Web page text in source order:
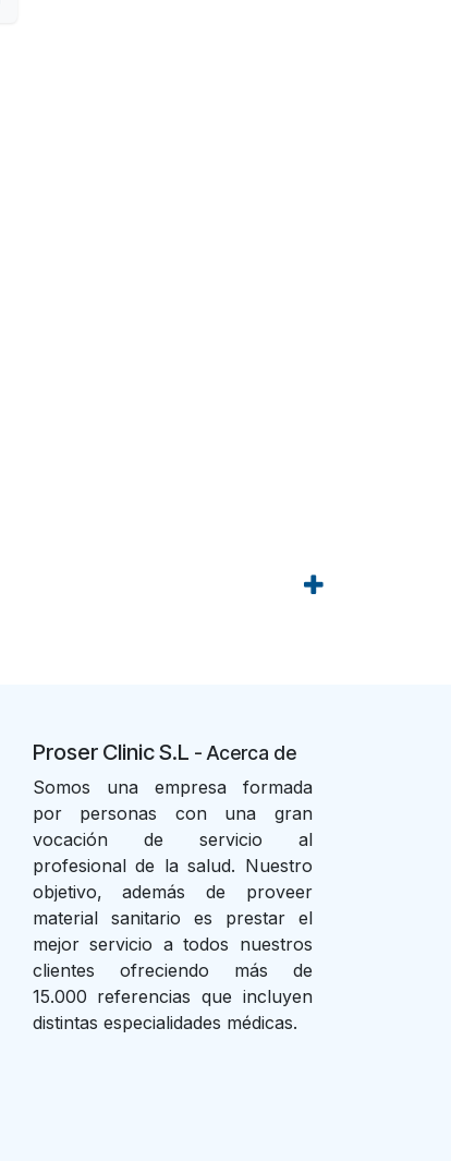
Proser Clinic S.L - Acerca de
Somos una empresa formada
por personas con una gran
vocación de servicio al
profesional de la salud. Nuestro
objetivo, además de proveer
material sanitario es prestar el
mejor servicio a todos nuestros
clientes ofreciendo más de
15.000 referencias que incluyen
distintas especialidades médicas.